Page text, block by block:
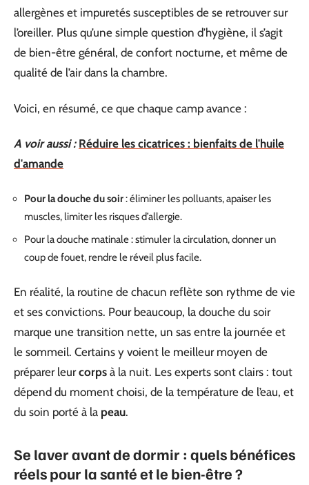
allergènes et impuretés susceptibles de se retrouver sur
l’oreiller. Plus qu’une simple question d’hygiène, il s’agit
de bien-être général, de confort nocturne, et même de
qualité de l’air dans la chambre.
Voici, en résumé, ce que chaque camp avance :
A voir aussi : Réduire les cicatrices : bienfaits de l'huile
d'amande
Pour la douche du soir: éliminer les polluants, apaiser les
muscles, limiter les risques d’allergie.
Pour la douche matinale : stimuler la circulation, donner un
coup de fouet, rendre le réveil plus facile.
En réalité, la routine de chacun reflète son rythme de vie
et ses convictions. Pour beaucoup, la douche du soir
marque une transition nette, un sas entre la journée et
le sommeil. Certains y voient le meilleur moyen de
préparer leurcorps à la nuit. Les experts sont clairs : tout
dépend du moment choisi, de la température de l’eau, et
du soin porté à la peau.
Se laver avant de dormir : quels bénéfices
réels pour la santé et le bien-être ?